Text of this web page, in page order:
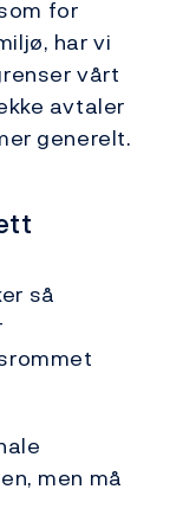
for
har vi
vårt
avtaler
generelt.
så
men må